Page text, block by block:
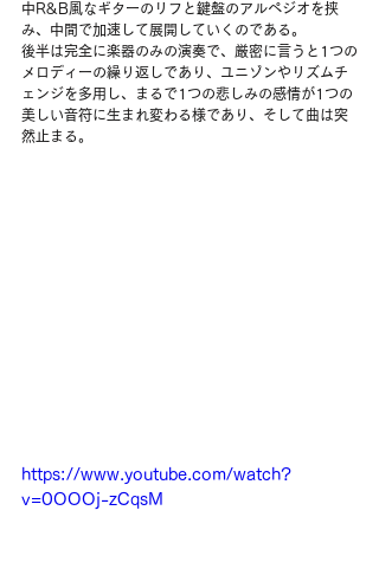
中R&B風なギターのリフと鍵盤のアルペジオを挟
み、中間で加速して展開していくのである。
後半は完全に楽器のみの演奏で、厳密に言うと1つの
メロディーの繰り返しであり、ユニゾンやリズムチ
ェンジを多用し、まるで1つの悲しみの感情が1つの
美しい音符に生まれ変わる様であり、そして曲は突
然止まる。
https://www.youtube.com/watch?
v=0OOOj-zCqsM